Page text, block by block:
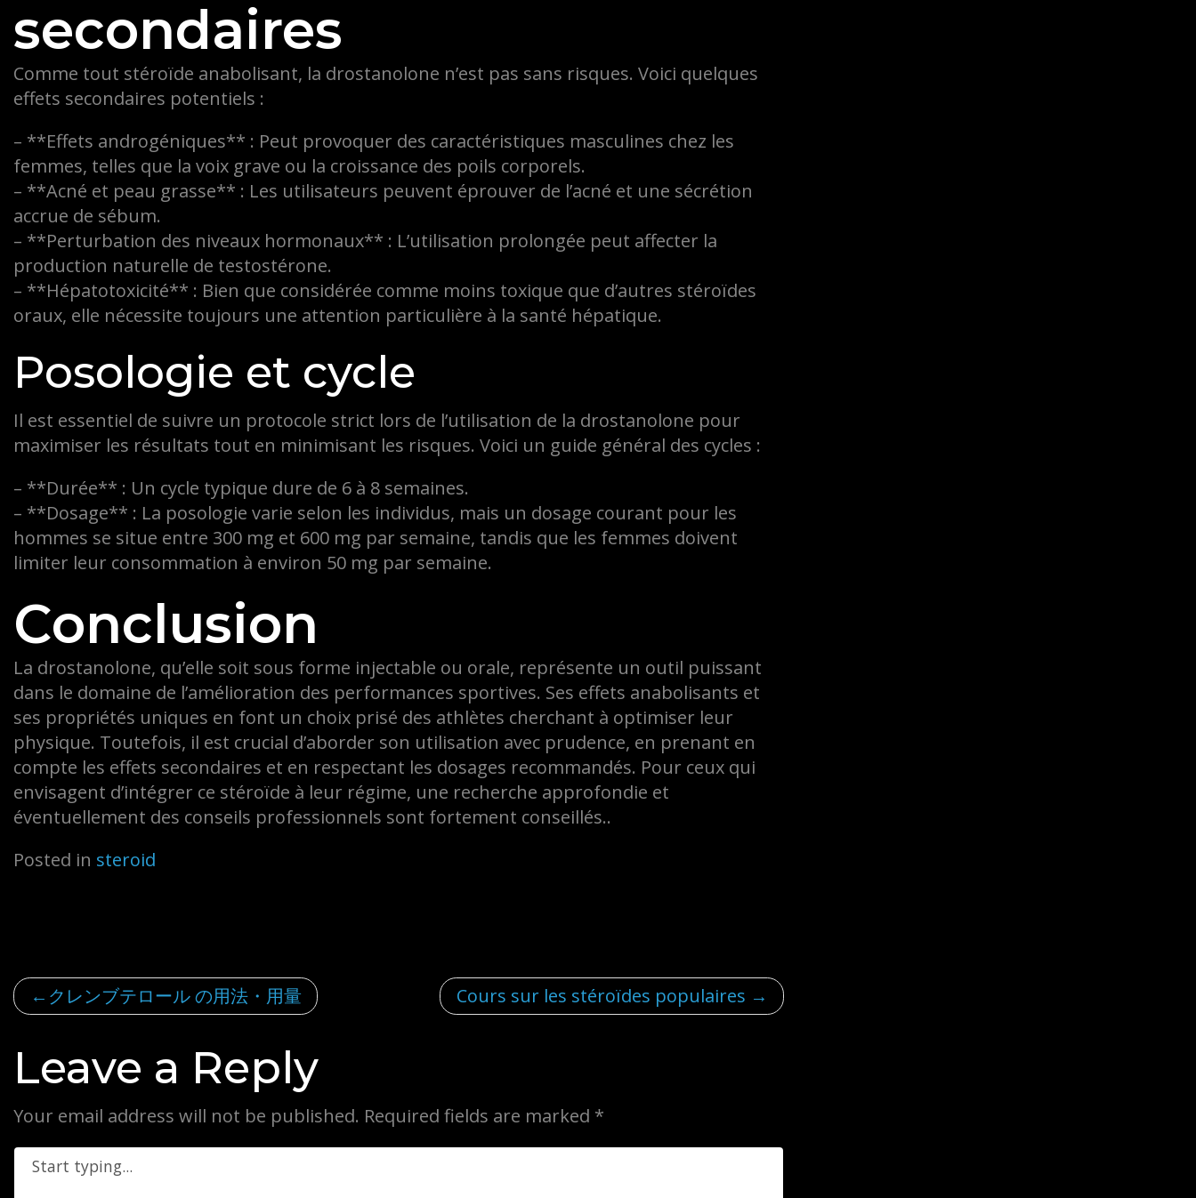
secondaires
Comme tout stéroïde anabolisant, la drostanolone n’est pas sans risques. Voici quelques
effets secondaires potentiels :
– **Effets androgéniques** : Peut provoquer des caractéristiques masculines chez les
femmes, telles que la voix grave ou la croissance des poils corporels.
– **Acné et peau grasse** : Les utilisateurs peuvent éprouver de l’acné et une sécrétion
accrue de sébum.
– **Perturbation des niveaux hormonaux** : L’utilisation prolongée peut affecter la
production naturelle de testostérone.
– **Hépatotoxicité** : Bien que considérée comme moins toxique que d’autres stéroïdes
oraux, elle nécessite toujours une attention particulière à la santé hépatique.
Posologie et cycle
Il est essentiel de suivre un protocole strict lors de l’utilisation de la drostanolone pour
maximiser les résultats tout en minimisant les risques. Voici un guide général des cycles :
– **Durée** : Un cycle typique dure de 6 à 8 semaines.
– **Dosage** : La posologie varie selon les individus, mais un dosage courant pour les
hommes se situe entre 300 mg et 600 mg par semaine, tandis que les femmes doivent
limiter leur consommation à environ 50 mg par semaine.
Conclusion
La drostanolone, qu’elle soit sous forme injectable ou orale, représente un outil puissant
dans le domaine de l’amélioration des performances sportives. Ses effets anabolisants et
ses propriétés uniques en font un choix prisé des athlètes cherchant à optimiser leur
physique. Toutefois, il est crucial d’aborder son utilisation avec prudence, en prenant en
compte les effets secondaires et en respectant les dosages recommandés. Pour ceux qui
envisagent d’intégrer ce stéroïde à leur régime, une recherche approfondie et
éventuellement des conseils professionnels sont fortement conseillés..
Posted in steroid
Post
navigation
クレンブテロール の用法・用量 Cours sur les stéroïdes populaires
Leave a Reply
Your email address will not be published. Required fields are marked *